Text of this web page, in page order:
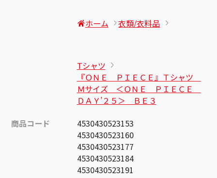
ホーム 衣類/衣料品
Tシャツ
『ＯＮＥ ＰＩＥＣＥ』Ｔシャツ
Ｍサイズ ＜ＯＮＥ ＰＩＥＣＥ
ＤＡＹ’２５＞ ＢＥ３
商品コード
4530430523153
4530430523160
4530430523177
4530430523184
4530430523191